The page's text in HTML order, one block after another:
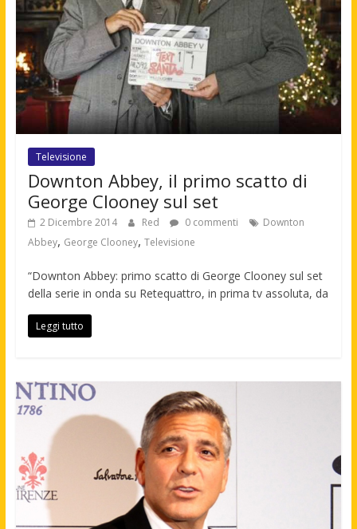
Televisione
Downton Abbey, il primo scatto di
George Clooney sul set
2 Dicembre 2014 Red 0 commenti
Downton
Abbey, George Clooney, Televisione
“Downton Abbey: primo scatto di George Clooney sul set
della serie in onda su Retequattro, in prima tv assoluta, da
Leggi tutto